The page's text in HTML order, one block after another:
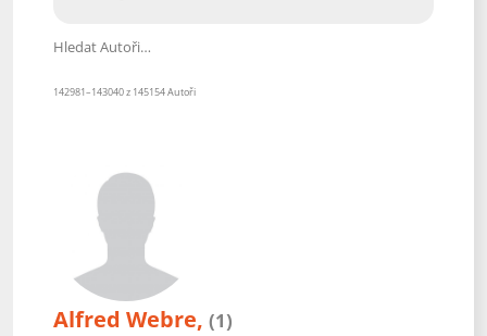
Hledat Autoři
142981–143040 z 145154 Autoři
Alfred Webre, (1)